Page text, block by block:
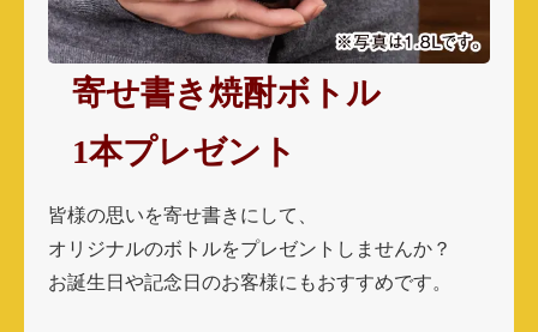
寄せ書き焼酎ボトル
1本プレゼント
皆様の思いを寄せ書きにして、
オリジナルのボトルをプレゼントしませんか？
お誕生日や記念日のお客様にもおすすめです。